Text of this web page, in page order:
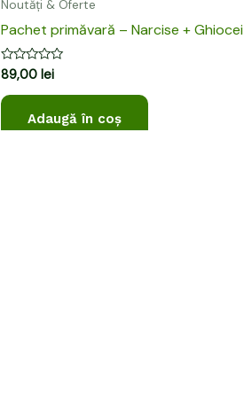
Noutăți & Oferte
Pachet primăvară – Narcise + Ghiocei
Evaluat
la
0
din
89,00 lei
Adaugă în coș